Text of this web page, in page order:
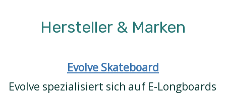
Hersteller & Marken
Evolve Skateboard
Evolve spezialisiert sich auf E-Longboards